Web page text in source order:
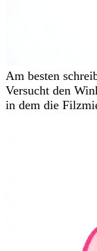
Am besten
Versucht den
in dem die